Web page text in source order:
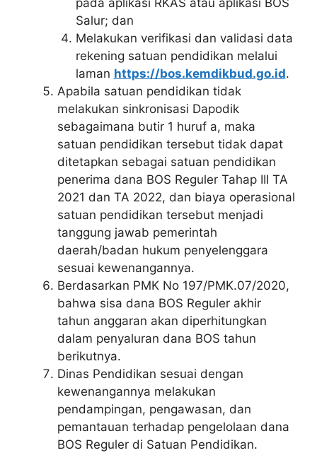
Salur; dan
Melakukan verifikasi dan validasi data
rekening satuan pendidikan melalui
laman https://bos.kemdikbud.go.id.
Apabila satuan pendidikan tidak
melakukan sinkronisasi Dapodik
sebagaimana butir 1 huruf a, maka
satuan pendidikan tersebut tidak dapat
ditetapkan sebagai satuan pendidikan
penerima dana BOS Reguler Tahap III TA
2021 dan TA 2022, dan biaya operasional
satuan pendidikan tersebut menjadi
tanggung jawab pemerintah
daerah/badan hukum penyelenggara
sesuai kewenangannya.
Berdasarkan PMK No 197/PMK.07/2020,
bahwa sisa dana BOS Reguler akhir
tahun anggaran akan diperhitungkan
dalam penyaluran dana BOS tahun
berikutnya.
Dinas Pendidikan sesuai dengan
kewenangannya melakukan
pendampingan, pengawasan, dan
pemantauan terhadap pengelolaan dana
BOS Reguler di Satuan Pendidikan.